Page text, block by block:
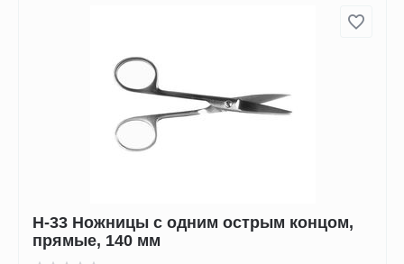
H-33 Ножницы с одним острым концом,
прямые, 140 мм